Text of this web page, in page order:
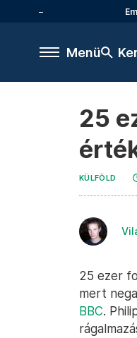
Menü
25
KÜLFÖLD
25 ezer
mert
BBC.